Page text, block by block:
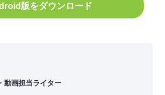
版をダウンロード
動画担当ライター